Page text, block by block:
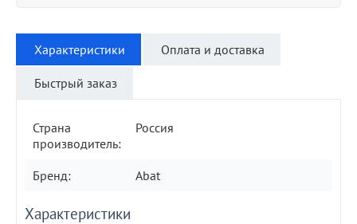
Характеристики Оплата и доставка
Быстрый заказ
Страна
производитель:
Россия
Бренд: Abat
Характеристики